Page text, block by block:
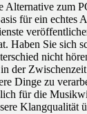
Alternative zum
für ein echtes
Haben Sie sich
nicht
der
Dinge zu
für die
Klangqualität